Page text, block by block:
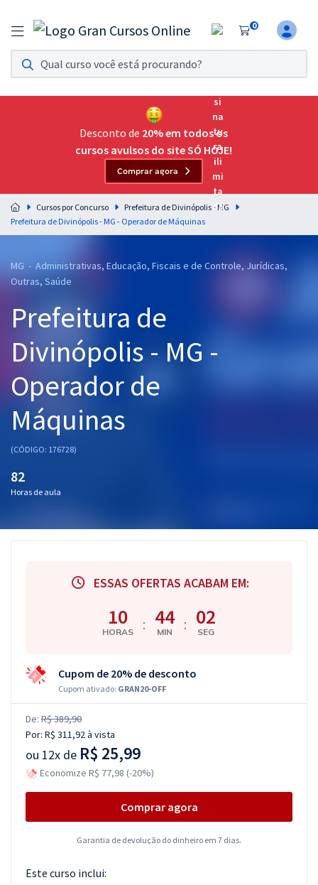
0
Assinatura Ilimitada 11
Acesso a todos os cursos. Teste grátis por 7 dias!
Assinatura OAB Até Passar
Acesso ilimitado a toda preparação para o Exame da
Residências Multiprofissionais
Preparação completa e intensiva para as principais
residências em saúde do Brasil
Assinatura Ilimitada
Graduação
OAB
Mentorias
Conteúdo gratuito
Atendimento
Desconto de 20% em todos os
cursos avulsos do site SÓ HOJE!
Comprar agora
Cursos por Concurso
Prefeitura de Divinópolis - MG
Prefeitura de Divinópolis - MG - Operador de Máquinas
MG - Administrativas, Educação, Fiscais e de Controle, Jurídicas,
Outras, Saúde
Prefeitura de
Divinópolis - MG -
Operador de
Máquinas
(CÓDIGO: 176728)
82
Horas de aula
ESSAS OFERTAS ACABAM EM:
10
HORAS : 44
MIN : 01
SEG
Cupom de 20% de desconto
Cupom ativado: GRAN20-OFF
De: R$ 389,90
Por: R$ 311,92à vista
ou 12x de R$ 25,99
Economize R$ 77,98 (-20%)
Comprar agora
Garantia de devolução do dinheiro em 7 dias.
Este curso inclui: